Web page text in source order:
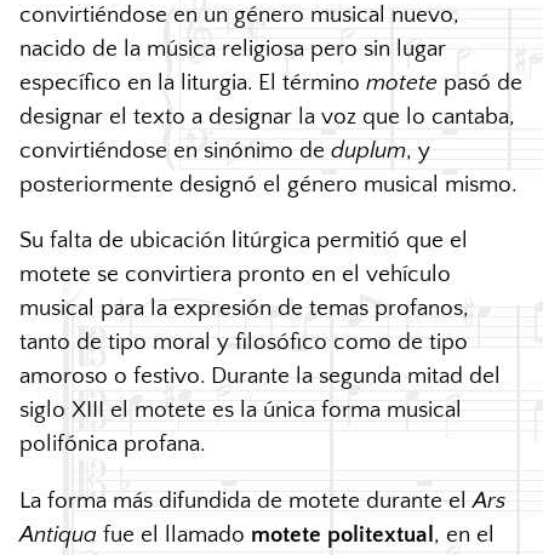
convirtiéndose en un género musical nuevo,
nacido de la música religiosa pero sin lugar
específico en la liturgia. El término motete pasó de
designar el texto a designar la voz que lo cantaba,
convirtiéndose en sinónimo de duplum, y
posteriormente designó el género musical mismo.
Su falta de ubicación litúrgica permitió que el
motete se convirtiera pronto en el vehículo
musical para la expresión de temas profanos,
tanto de tipo moral y filosófico como de tipo
amoroso o festivo. Durante la segunda mitad del
siglo XIII el motete es la única forma musical
polifónica profana.
La forma más difundida de motete durante elArs
Antiqua fue el llamado motete politextual , en el